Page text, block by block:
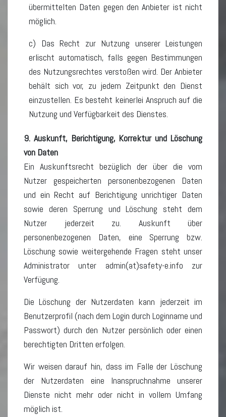
übermittelten Daten gegen den Anbieter ist nicht
möglich.
c) Das Recht zur Nutzung unserer Leistungen
erlischt automatisch, falls gegen Bestimmungen
des Nutzungsrechtes verstoßen wird. Der Anbieter
behält sich vor, zu jedem Zeitpunkt den Dienst
einzustellen. Es besteht keinerlei Anspruch auf die
Nutzung und Verfügbarkeit des Dienstes.
9. Auskunft, Berichtigung, Korrektur und Löschung
von Daten
Ein Auskunftsrecht bezüglich der über die vom
Nutzer gespeicherten personenbezogenen Daten
und ein Recht auf Berichtigung unrichtiger Daten
sowie deren Sperrung und Löschung steht dem
Nutzer jederzeit zu. Auskunft über
personenbezogenen Daten, eine Sperrung bzw.
Löschung sowie weitergehende Fragen steht unser
Administrator unter admin(at)safety-e.info zur
Verfügung.
Die Löschung der Nutzerdaten kann jederzeit im
Benutzerprofil (nach dem Login durch Loginname und
Passwort) durch den Nutzer persönlich oder einen
berechtigten Dritten erfolgen.
Wir weisen darauf hin, dass im Falle der Löschung
der Nutzerdaten eine Inanspruchnahme unserer
Dienste nicht mehr oder nicht in vollem Umfang
möglich ist.